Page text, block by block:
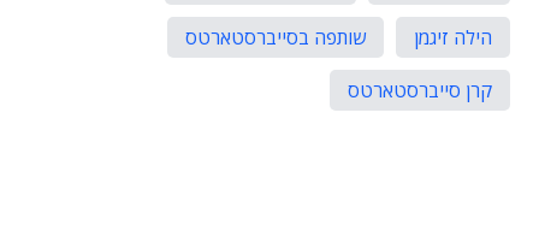
הילה זיגמן
שותפה בסייברסטארטס
קרן סייברסטארטס